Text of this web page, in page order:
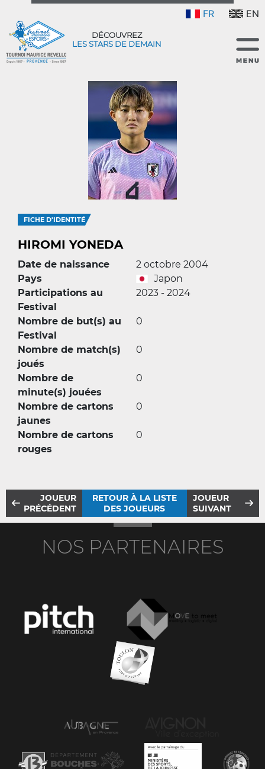
FR EN
DÉCOUVREZ
LES STARS DE DEMAIN
FICHE D'IDENTITÉ
HIROMI YONEDA
Date de naissance
2 octobre 2004
Pays
Japon
Participations au
Festival
2023 - 2024
Nombre de but(s) au
Festival
0
Nombre de match(s)
joués
0
Nombre de
minute(s) jouées
0
Nombre de cartons
jaunes
0
Nombre de cartons
rouges
0
JOUEUR
PRÉCÉDENT
RETOUR À LA LISTE
DES JOUEURS
JOUEUR
SUIVANT
NOS PARTENAIRES